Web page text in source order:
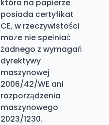
która na papierze
posiada certyfikat
CE, w rzeczywistości
może nie spełniać
żadnego z wymagań
dyrektywy
maszynowej
2006/42/WE ani
rozporządzenia
maszynowego
2023/1230.